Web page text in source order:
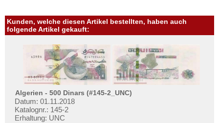
Liberia
Madagaskar
Malawi
Mali
Marokko
Mauretanien
Informationen
Preislisten
Ankauf
Erhaltungsgrade
Gratisbanknoten
FAQ
Mehr über...
Kunden, welche diesen Artikel bestellten, haben auch
folgende Artikel gekauft:
Algerien - 500 Dinars (#145-2_UNC)
Datum: 01.11.2018
Katalognr.: 145-2
Erhaltung: UNC